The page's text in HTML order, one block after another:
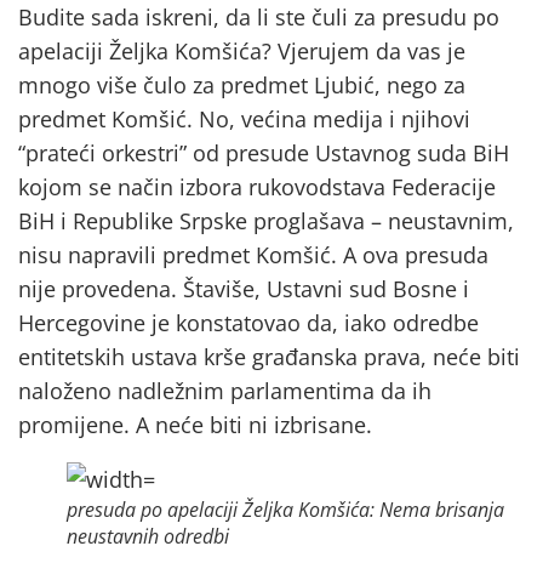
Budite sada iskreni, da li ste čuli za presudu po
apelaciji Željka Komšića? Vjerujem da vas je
mnogo više čulo za predmet Ljubić, nego za
predmet Komšić. No, većina medija i njihovi
“prateći orkestri” od presude Ustavnog suda BiH
kojom se način izbora rukovodstava Federacije
BiH i Republike Srpske proglašava – neustavnim,
nisu napravili predmet Komšić. A ova presuda
nije provedena. Štaviše, Ustavni sud Bosne i
Hercegovine je konstatovao da, iako odredbe
entitetskih ustava krše građanska prava, neće biti
naloženo nadležnim parlamentima da ih
promijene. A neće biti ni izbrisane.
presuda po apelaciji Željka Komšića: Nema brisanja
neustavnih odredbi